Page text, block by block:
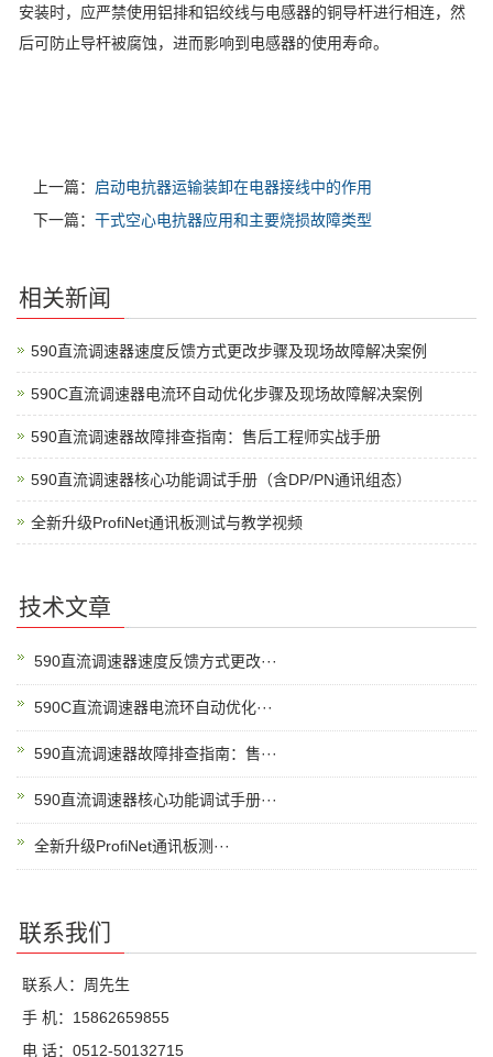
安装时，应严禁使用铝排和铝绞线与电感器的铜导杆进行相连，然
后可防止导杆被腐蚀，进而影响到电感器的使用寿命。
上一篇： 启动电抗器运输装卸在电器接线中的作用
下一篇： 干式空心电抗器应用和主要烧损故障类型
相关新闻
590直流调速器速度反馈方式更改步骤及现场故障解决案例
590C直流调速器电流环自动优化步骤及现场故障解决案例
590直流调速器故障排查指南：售后工程师实战手册
590直流调速器核心功能调试手册（含DP/PN通讯组态）
全新升级ProfiNet通讯板测试与教学视频
技术文章
590直流调速器速度反馈方式更改···
590C直流调速器电流环自动优化···
590直流调速器故障排查指南：售···
590直流调速器核心功能调试手册···
全新升级ProfiNet通讯板测···
联系我们
联系人：周先生
手 机：15862659855
电 话：0512-50132715